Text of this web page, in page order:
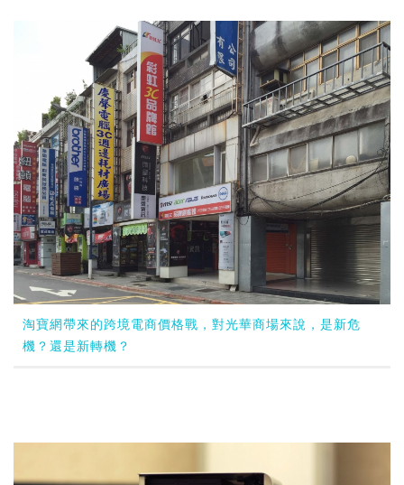
淘寶網帶來的跨境電商價格戰，對光華商場來說，是新危
機？還是新轉機？